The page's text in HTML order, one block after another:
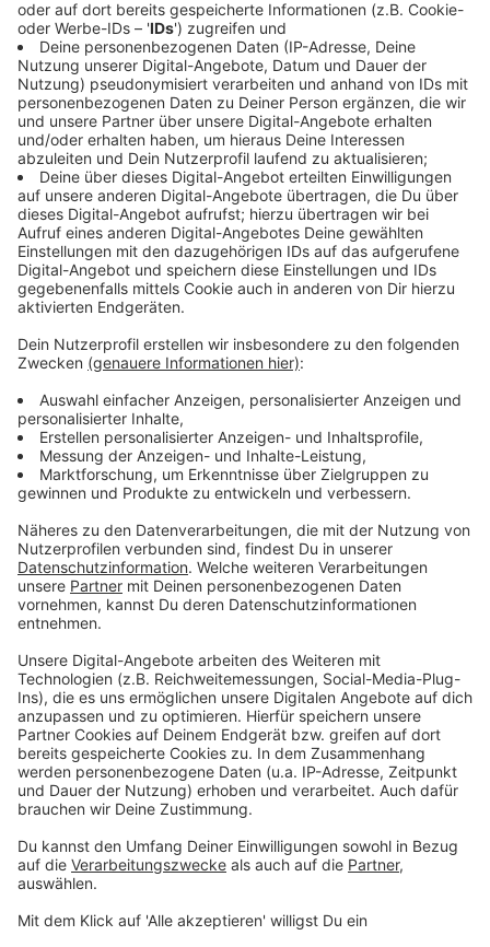
In Miami findet der Super Bowl am 2. Februar (18.30 Uhr
Ortszeit) statt.
Anzeige
Daneben wissen wir schon, dassDemi Lovatodie US-
amerikanische Nationalhymne singen wird. Und die
Kameras werden bestimmt noch sehr viele andere
Promis auf den Zuschauerrängen einfangen.
Anzeige
Das Fast-Food-Festival
Anzeige
Nicht nur in den USA sondern auch in Deutschland wird
zum Super Bowl hin meistens auf Fast Food gesetzt.
Egal ob Chicken Wings, Burger, Hot Dogs, Pizza und
Co.: Hauptsache es schmeckt. Deshalb bieten auch
einige Lieferdienste bei uns einen Extra-Service in der
Nacht an, falls um 2 Uhr der Hunger doch zu groß sein
sollte.
Anzeige
Werbespots mit Trump
Anzeige
Wie in jedem Jahr produzieren große Firmen